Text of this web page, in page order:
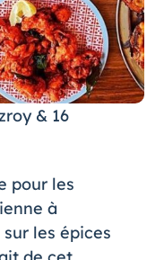
& 16
pour les
à
sur les épices